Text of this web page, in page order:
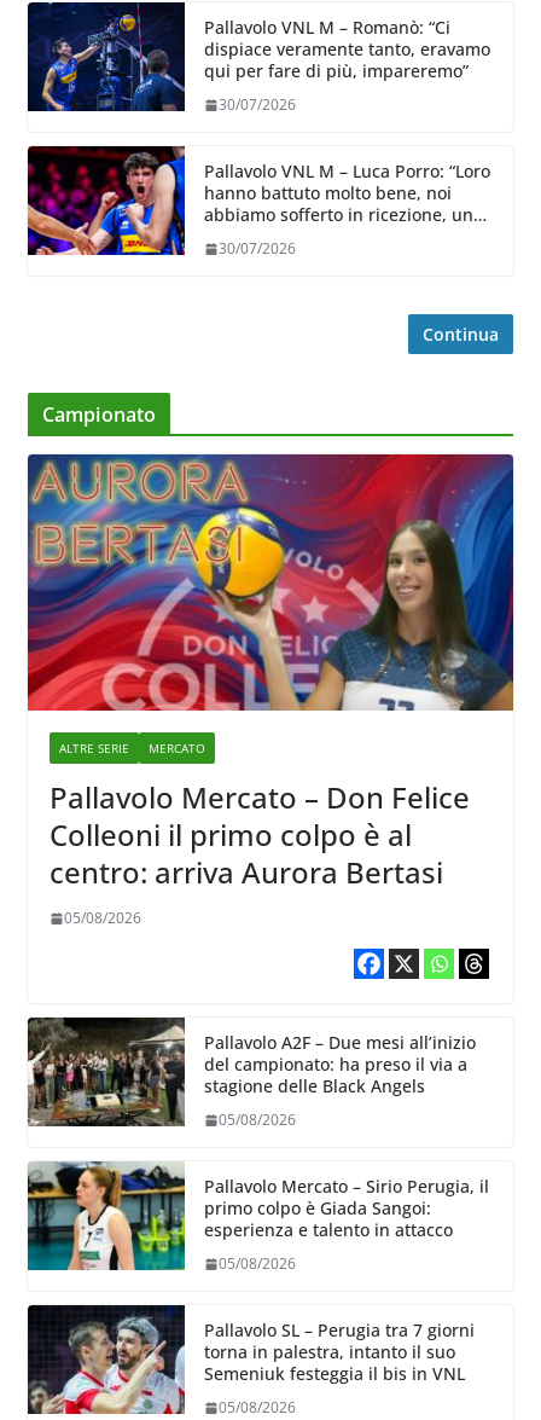
Pallavolo VNL M – Romanò: “Ci
dispiace veramente tanto, eravamo
qui per fare di più, impareremo”
30/07/2026
Pallavolo VNL M – Luca Porro: “Loro
hanno battuto molto bene, noi
abbiamo sofferto in ricezione, uno
30/07/2026
Continua
Campionato
ALTRE SERIE MERCATO
Pallavolo Mercato – Don Felice
Colleoni il primo colpo è al
centro: arriva Aurora Bertasi
05/08/2026
Pallavolo A2F – Due mesi all’inizio
del campionato: ha preso il via a
stagione delle Black Angels
05/08/2026
Pallavolo Mercato – Sirio Perugia, il
primo colpo è Giada Sangoi:
esperienza e talento in attacco
05/08/2026
Pallavolo SL – Perugia tra 7 giorni
torna in palestra, intanto il suo
Semeniuk festeggia il bis in VNL
05/08/2026